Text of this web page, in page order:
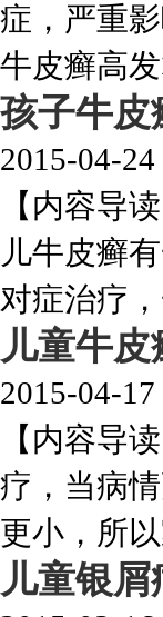
症，严重
牛皮癣高
孩子牛皮
2015-04-24
【内容导
儿牛皮癣
对症治疗
儿童牛
2015-04-17
【内容导
疗，当病
更小，所
儿童银屑